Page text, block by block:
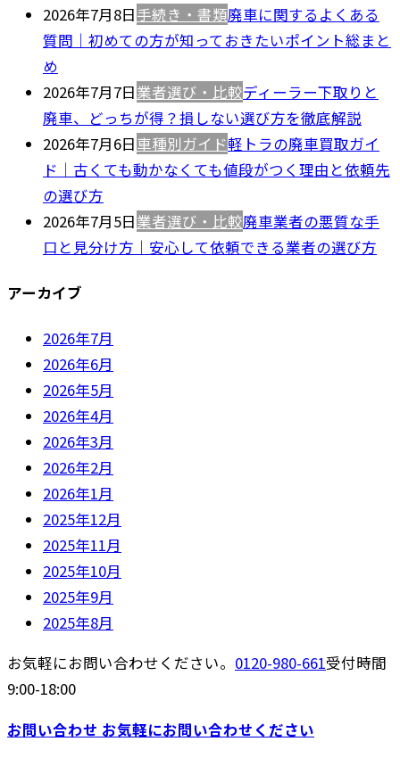
2026年7月8日手続き・書類廃車に関するよくある
質問｜初めての方が知っておきたいポイント総まと
め
2026年7月7日業者選び・比較ディーラー下取りと
廃車、どっちが得？損しない選び方を徹底解説
2026年7月6日車種別ガイド軽トラの廃車買取ガイ
ド｜古くても動かなくても値段がつく理由と依頼先
の選び方
2026年7月5日業者選び・比較廃車業者の悪質な手
口と見分け方｜安心して依頼できる業者の選び方
アーカイブ
2026年7月
2026年6月
2026年5月
2026年4月
2026年3月
2026年2月
2026年1月
2025年12月
2025年11月
2025年10月
2025年9月
2025年8月
お気軽にお問い合わせください。 0120-980-661受付時間
9:00-18:00
お問い合わせ お気軽にお問い合わせください